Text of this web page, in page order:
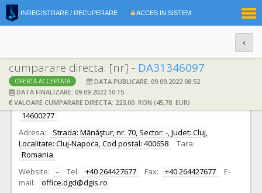
INREGISTRARE / RECUPERARE ACCES IN SISTEM
cumparare directa: [nr] - DA31346097
OFERTA ACCEPTATA
DATA PUBLICARE: 09.09.2022 08:52
DATA FINALIZARE: 09.09.2022 10:15
VALOARE CUMPARARE DIRECTA: 223,00 RON (45,78 EUR)
DATE IDENTIFICARE OFERTANT
Ofertant: S.C. DG DIAGNOSTICS S.R.L. S.R.L.
CIF:
14600277
Adresa:
Strada: Mănăştur, nr. 70, Sector: -, Judet: Cluj,
Localitate: Cluj-Napoca, Cod postal: 400658
Tara:
Romania
Website:
- Tel: +40 264427677 Fax: +40 264427677
E-
mail:
office.dgd@dgis.ro